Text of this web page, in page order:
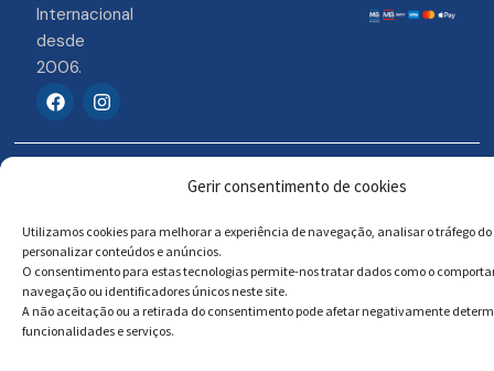
Gerir consentimento de cookies
Utilizamos cookies para melhorar a experiência de navegação, analisar o tráfego do
personalizar conteúdos e anúncios.
O consentimento para estas tecnologias permite-nos tratar dados como o
navegação ou identificadores únicos neste site.
A não aceitação ou a retirada do consentimento pode afetar negativamente
funcionalidades e serviços.
Internacional
desde
2006.
F
a
e
I
n
t
a
m
Culturais, Lda
Livro de reclamações
Powered byMegastock Informática